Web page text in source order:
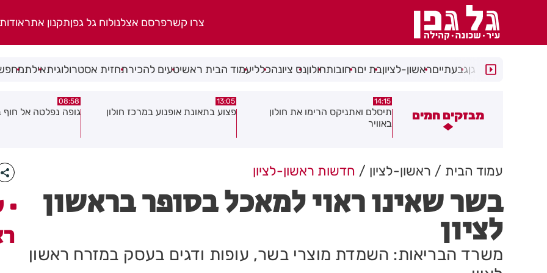
צרו קשרפרסם אצלנולוח גל גפןתקנון אתראודות
רמת גןגבעתייםראשון-לציוןבת יםרחובותחולוןנס ציונהכלליעמוד הבית ראשיטעים להכירתחזית אסטרולוגיתאילת
מבזקים חמים
תיסלם ואתניקס הרימו את חולון
13:05
פצוע בתאונת אופנוע במרכז חולון
08:58
גופה נפלטה אל חוף בת ים
08:29
חשד להצתה
עמוד הבית ראשון-לציון חדשות ראשון-לציון
בשר שאינו ראוי למאכל בסופר בראשון
לציון
משרד הבריאות: השמדת מוצרי בשר, עופות ודגים בעסק במזרח ראשון